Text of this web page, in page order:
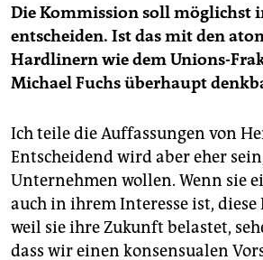
Die Kommission soll möglichst
entscheiden. Ist das mit den
Hardlinern wie dem Unions-
Michael Fuchs überhaupt
Ich teile die Auffassungen von
Entscheidend wird aber eher
Unternehmen wollen. Wenn sie
auch in ihrem Interesse ist, diese
weil sie ihre Zukunft belastet,
dass wir einen konsensualen